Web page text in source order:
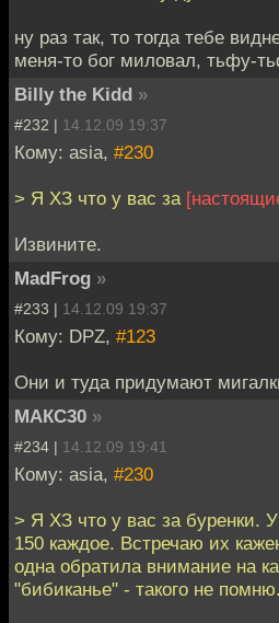
ну раз так, то тогда тебе
меня-то бог миловал, тьфу-
Billy the Kidd »
#232 | 14.12.09 19:37
Кому: asia, #230
> Я ХЗ что у вас за
Извините.
MadFrog »
#233 | 14.12.09 19:37
Кому: DPZ, #123
Они и туда придумают
МАКС30 »
#234 | 14.12.09 19:41
Кому: asia, #230
> Я ХЗ что у вас за буренки.
150 каждое. Встречаю их
одна обратила внимание на
"бибиканье" - такого не помню.